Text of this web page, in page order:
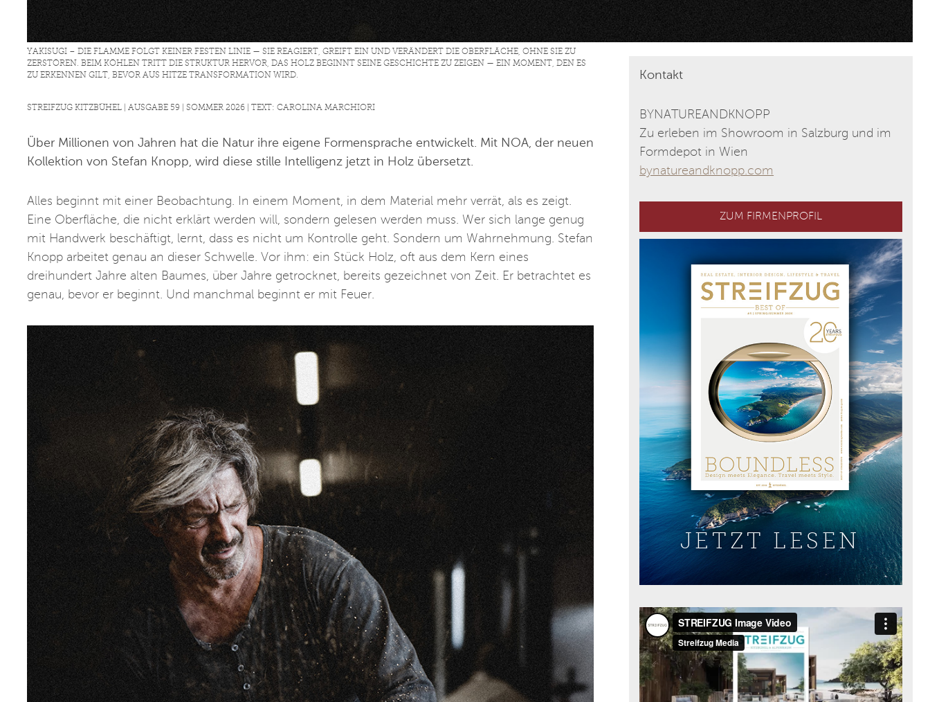
YAKISUGI – DIE FLAMME FOLGT KEINER FESTEN LINIE — SIE REAGIERT, GREIFT EIN UND VERÄNDERT DIE OBERFLÄCHE, OHNE SIE ZU
ZERSTÖREN. BEIM KÖHLEN TRITT DIE STRUKTUR HERVOR, DAS HOLZ BEGINNT SEINE GESCHICHTE ZU ZEIGEN — EIN MOMENT, DEN ES
ZU ERKENNEN GILT, BEVOR AUS HITZE TRANSFORMATION WIRD.
STREIFZUG KITZBÜHEL | AUSGABE 59 | SOMMER 2026 | TEXT: CAROLINA MARCHIORI
Über Millionen von Jahren hat die Natur ihre eigene Formensprache entwickelt. Mit NOA, der neuen
Kollektion von Stefan Knopp, wird diese stille Intelligenz jetzt in Holz übersetzt.
Alles beginnt mit einer Beobachtung. In einem Moment, in dem Material mehr verrät, als es zeigt.
Eine Oberfläche, die nicht erklärt werden will, sondern gelesen werden muss. Wer sich lange genug
mit Handwerk beschäftigt, lernt, dass es nicht um Kontrolle geht. Sondern um Wahrnehmung. Stefan
Knopp arbeitet genau an dieser Schwelle. Vor ihm: ein Stück Holz, oft aus dem Kern eines
dreihundert Jahre alten Baumes, über Jahre getrocknet, bereits gezeichnet von Zeit. Er betrachtet es
genau, bevor er beginnt. Und manchmal beginnt er mit Feuer.
Kontakt
BYNATUREANDKNOPP
Zu erleben im Showroom in Salzburg und im
Formdepot in Wien
bynatureandknopp.com
ZUM FIRMENPROFIL
JETZT LESEN